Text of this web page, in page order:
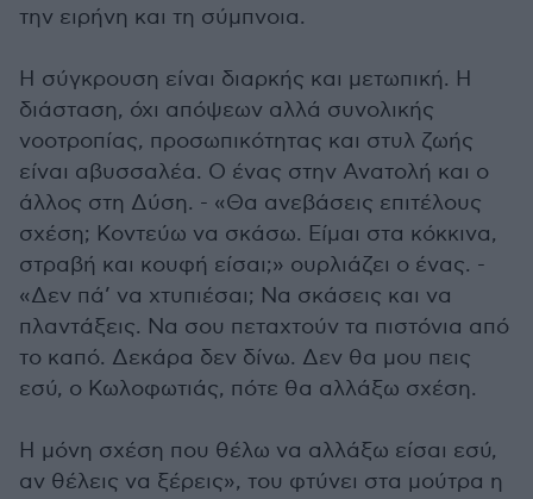
την ειρήνη και τη σύμπνοια.
Η σύγκρουση είναι διαρκής και μετωπική. Η
διάσταση, όχι απόψεων αλλά συνολικής
νοοτροπίας, προσωπικότητας και στυλ ζωής
είναι αβυσσαλέα. Ο ένας στην Ανατολή και ο
άλλος στη Δύση. - «Θα ανεβάσεις επιτέλους
σχέση; Κοντεύω να σκάσω. Είμαι στα κόκκινα,
στραβή και κουφή είσαι;» ουρλιάζει ο ένας. -
«Δεν πά’ να χτυπιέσαι; Να σκάσεις και να
πλαντάξεις. Να σου πεταχτούν τα πιστόνια από
το καπό. Δεκάρα δεν δίνω. Δεν θα μου πεις
εσύ, ο Κωλοφωτιάς, πότε θα αλλάξω σχέση.
Η μόνη σχέση που θέλω να αλλάξω είσαι εσύ,
αν θέλεις να ξέρεις», του φτύνει στα μούτρα η